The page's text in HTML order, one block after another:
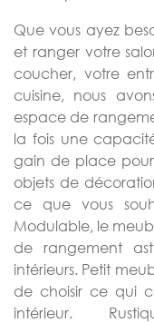
Que vous ayez
et ranger votre
coucher, votre
cuisine, nous
espace de
la fois une
gain de place pour
objets de
ce que vous
Modulable, le
de rangement
intérieurs. Petit
de choisir ce qui
intérieur.